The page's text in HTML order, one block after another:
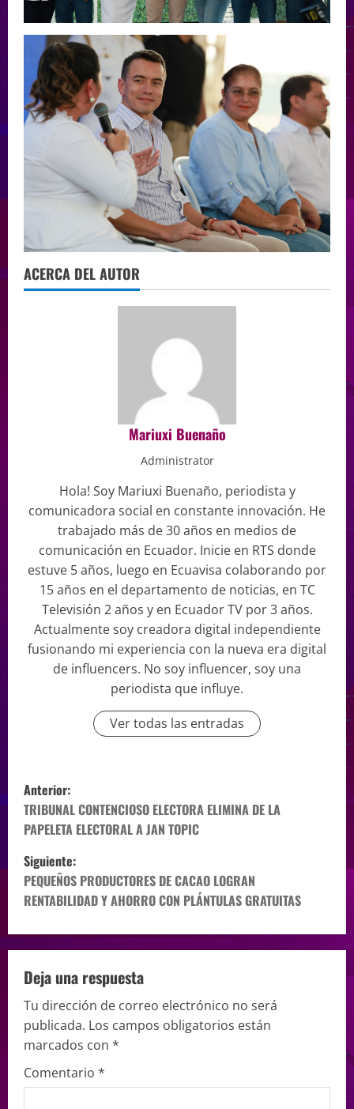
ACERCA DEL AUTOR
Mariuxi Buenaño
Administrator
Hola! Soy Mariuxi Buenaño, periodista y
comunicadora social en constante innovación. He
trabajado más de 30 años en medios de
comunicación en Ecuador. Inicie en RTS donde
estuve 5 años, luego en Ecuavisa colaborando por
15 años en el departamento de noticias, en TC
Televisión 2 años y en Ecuador TV por 3 años.
Actualmente soy creadora digital independiente
fusionando mi experiencia con la nueva era digital
de influencers. No soy influencer, soy una
periodista que influye.
Ver todas las entradas
Anterior:
TRIBUNAL CONTENCIOSO ELECTORA ELIMINA DE LA
PAPELETA ELECTORAL A JAN TOPIC
Siguiente:
PEQUEÑOS PRODUCTORES DE CACAO LOGRAN
RENTABILIDAD Y AHORRO CON PLÁNTULAS GRATUITAS
Deja una respuesta
Tu dirección de correo electrónico no será
publicada. Los campos obligatorios están
marcados con *
Comentario *